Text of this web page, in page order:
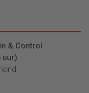
& Control
uur)